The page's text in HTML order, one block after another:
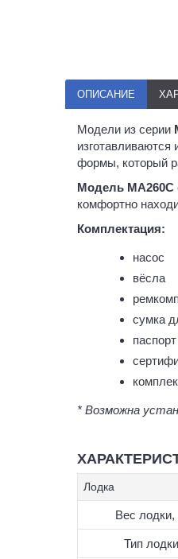
ОПИСАНИЕ
Модели из серии
формы, который
Модель MA260C
комфортно
Комплектация:
насос
вёсла
сумка
* Возможна
Лодка
Вес лодки,
Тип лодки